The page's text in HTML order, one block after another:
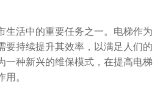
生活中的重要任务之一。电梯作为
要持续提升其效率，以满足人们的
一种新兴的维保模式，在提高电梯
。